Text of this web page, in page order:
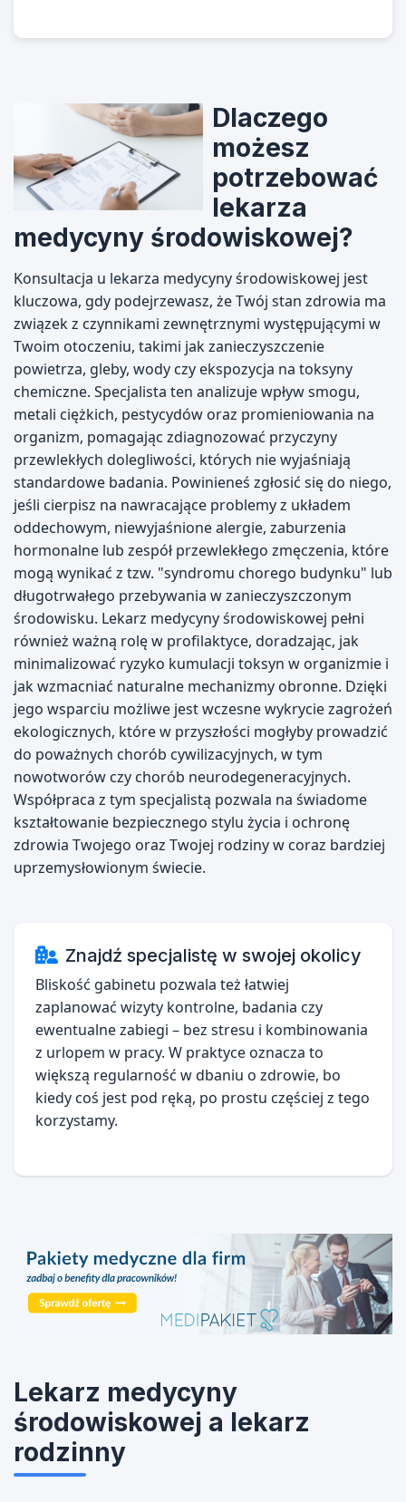
Dlaczego
możesz
potrzebować
lekarza
medycyny środowiskowej?
Konsultacja u lekarza medycyny środowiskowej jest
kluczowa, gdy podejrzewasz, że Twój stan zdrowia ma
związek z czynnikami zewnętrznymi występującymi w
Twoim otoczeniu, takimi jak zanieczyszczenie
powietrza, gleby, wody czy ekspozycja na toksyny
chemiczne. Specjalista ten analizuje wpływ smogu,
metali ciężkich, pestycydów oraz promieniowania na
organizm, pomagając zdiagnozować przyczyny
przewlekłych dolegliwości, których nie wyjaśniają
standardowe badania. Powinieneś zgłosić się do niego,
jeśli cierpisz na nawracające problemy z układem
oddechowym, niewyjaśnione alergie, zaburzenia
hormonalne lub zespół przewlekłego zmęczenia, które
mogą wynikać z tzw. "syndromu chorego budynku" lub
długotrwałego przebywania w zanieczyszczonym
środowisku. Lekarz medycyny środowiskowej pełni
również ważną rolę w profilaktyce, doradzając, jak
minimalizować ryzyko kumulacji toksyn w organizmie i
jak wzmacniać naturalne mechanizmy obronne. Dzięki
jego wsparciu możliwe jest wczesne wykrycie zagrożeń
ekologicznych, które w przyszłości mogłyby prowadzić
do poważnych chorób cywilizacyjnych, w tym
nowotworów czy chorób neurodegeneracyjnych.
Współpraca z tym specjalistą pozwala na świadome
kształtowanie bezpiecznego stylu życia i ochronę
zdrowia Twojego oraz Twojej rodziny w coraz bardziej
uprzemysłowionym świecie.
Znajdź specjalistę w swojej okolicy
Bliskość gabinetu pozwala też łatwiej
zaplanować wizyty kontrolne, badania czy
ewentualne zabiegi – bez stresu i kombinowania
z urlopem w pracy. W praktyce oznacza to
większą regularność w dbaniu o zdrowie, bo
kiedy coś jest pod ręką, po prostu częściej z tego
korzystamy.
Lekarz medycyny
środowiskowej a lekarz
rodzinny